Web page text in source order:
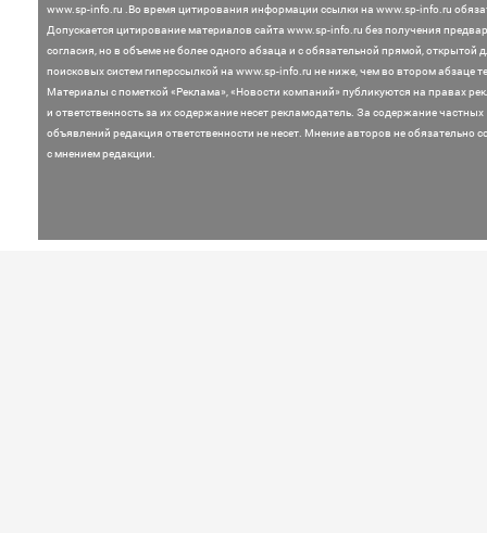
www.sp-info.ru .Во время цитирования информации ссылки на www.sp-info.ru
Допускается цитирование материалов сайта www.sp-info.ru без получения
согласия, но в объеме не более одного абзаца и с обязательной прямой, открытой
поисковых систем гиперссылкой на www.sp-info.ru не ниже, чем во втором абзаце
Материалы с пометкой «Реклама», «Новости компаний» публикуются на правах
и ответственность за их содержание несет рекламодатель. За содержание частных
объявлений редакция ответственности не несет. Мнениеавторов не обязательно
с мнением редакции.